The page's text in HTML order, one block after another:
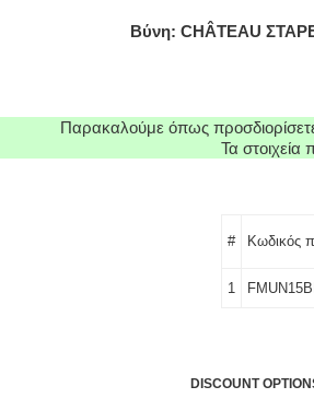
Βύνη: CHÂTEAU
Παρακαλούμε όπως
Τα
# Κωδικός
1
DISCOUNT